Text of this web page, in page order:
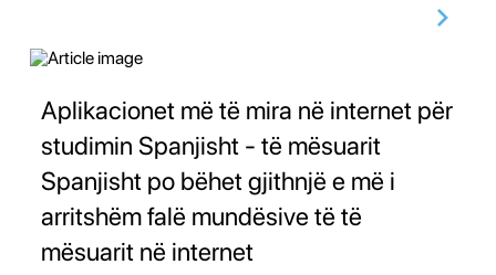
Aplikacionet më të mira në internet për
studimin Spanjisht - të mësuarit
Spanjisht po bëhet gjithnjë e më i
arritshëm falë mundësive të të
mësuarit në internet